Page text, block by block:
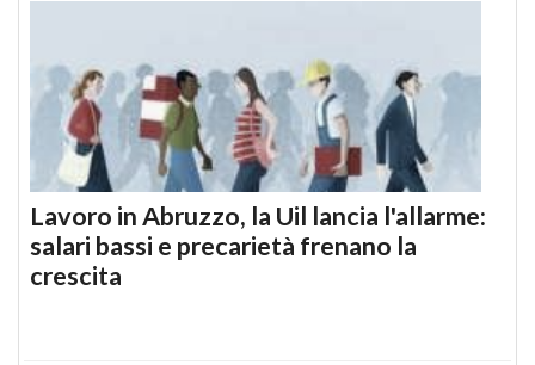
Lavoro in Abruzzo, la Uil lancia l'allarme:
salari bassi e precarietà frenano la
crescita